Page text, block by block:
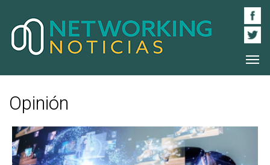
Opinión